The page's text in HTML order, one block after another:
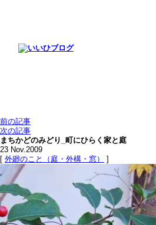
前の記事
次の記事
まちかどのみどり_町にひらく家と庭
23 Nov.2009
[ 外廻のこと（庭・外構・窓） ]